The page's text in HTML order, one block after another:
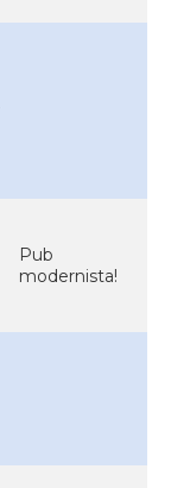
Pub
modernista!